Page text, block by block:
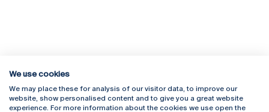
Rua Diogo Botelho 1327
4169-005 Porto
Campus Online
Webmail
We use cookies
We may place these for analysis of our visitor data, to improve our
website, show personalised content and to give you a great website
experience. For more information about the cookies we use open the